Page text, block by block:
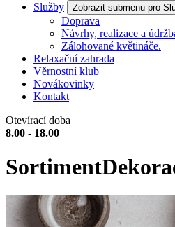
Služby
Zobrazit submenu pro
Doprava
Návrhy, realizace a
Zálohované květináče.
Relaxační zahrada
Věrnostní klub
Novákovinky
Kontakt
Otevírací doba
8.00 - 18.00
Sortiment